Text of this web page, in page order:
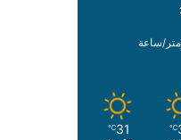
℃
31
℃